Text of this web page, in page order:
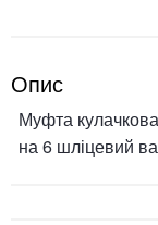
Опис
Муфта
на 6 шліцевий